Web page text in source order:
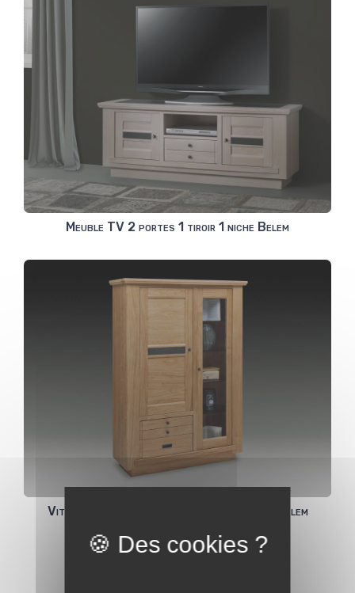
Meuble TV 2 portes 1 tiroir 1 niche Belem
Vitrine 1 portes vitrée + 1 bois + 2 tiroris Belem